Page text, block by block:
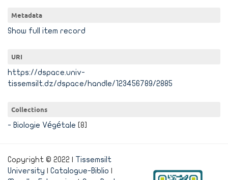
Metadata
Show full item record
URI
https://dspace.univ-
tissemsilt.dz/dspace/handle/123456789/2885
Collections
- Biologie Végétale [8]
Copyright © 2022 | Tissemsilt
University
Catalogue-Biblio